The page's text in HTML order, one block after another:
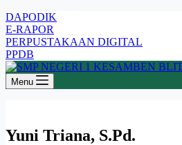
DAPODIK
E-RAPOR
PERPUSTAKAAN DIGITAL
PPDB
Menu
Yuni Triana, S.Pd.